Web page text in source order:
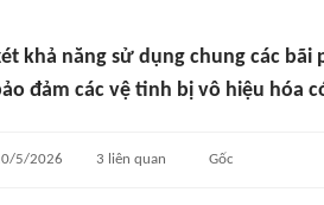
khả năng sử dụng chung các
đảm các vệ tinh bị vô hiệu hóa
5/2026 3 liên quan Gốc